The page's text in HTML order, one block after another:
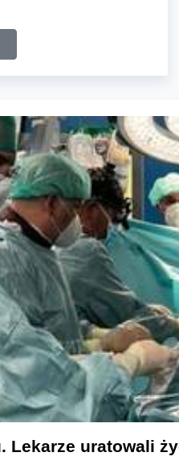
Lekarze uratowali